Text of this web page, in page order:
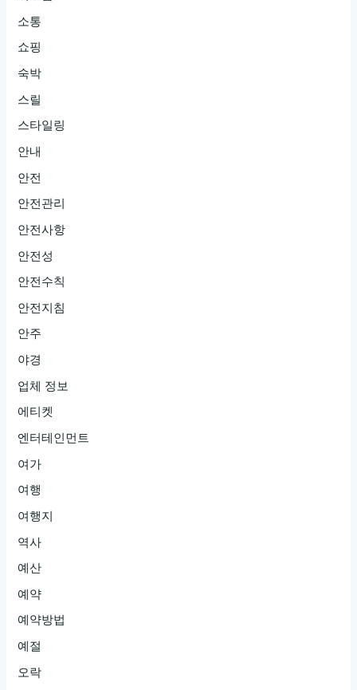
소통
쇼핑
숙박
스릴
스타일링
안내
안전
안전관리
안전사항
안전성
안전수칙
안전지침
안주
야경
업체 정보
에티켓
엔터테인먼트
여가
여행
여행지
역사
예산
예약
예약방법
예절
오락